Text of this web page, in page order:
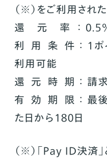
（※）をご利用され
還 元 率 ： 0.5
利 用 条 件 ： １ポ
利用可能
還 元 時 期 ： 請
有 効 期 限 ： 最後
た日から180日
（※）「Pay ID決済